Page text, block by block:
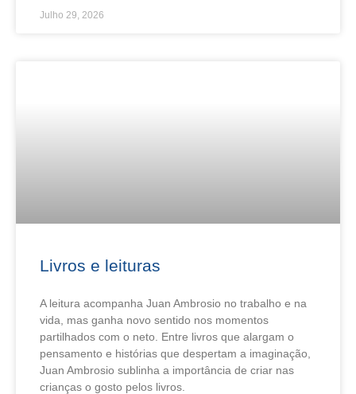
Julho 29, 2026
Livros e leituras
A leitura acompanha Juan Ambrosio no trabalho e na
vida, mas ganha novo sentido nos momentos
partilhados com o neto. Entre livros que alargam o
pensamento e histórias que despertam a imaginação,
Juan Ambrosio sublinha a importância de criar nas
crianças o gosto pelos livros.